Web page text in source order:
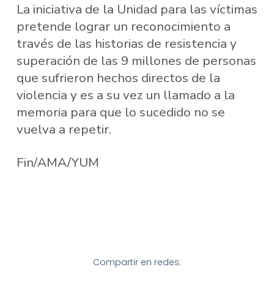
La iniciativa de la Unidad para las víctimas
pretende lograr un reconocimiento a
través de las historias de resistencia y
superación de las 9 millones de personas
que sufrieron hechos directos de la
violencia y es a su vez un llamado a la
memoria para que lo sucedido no se
vuelva a repetir.
Fin/AMA/YUM
Compartir en redes: